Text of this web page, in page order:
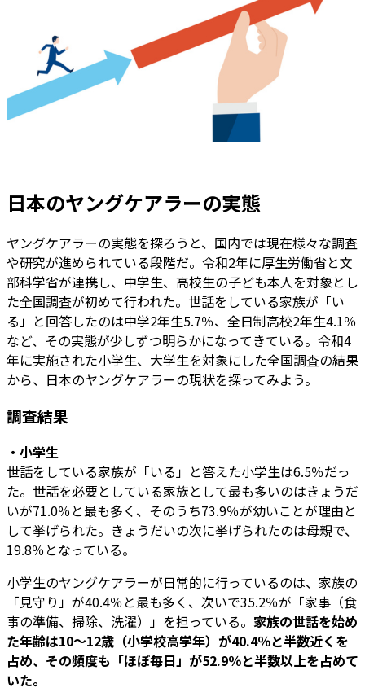
日本のヤングケアラーの実態
ヤングケアラーの実態を探ろうと、国内では現在様々な調査
や研究が進められている段階だ。令和2年に厚生労働省と文
部科学省が連携し、中学生、高校生の子ども本人を対象とし
た全国調査が初めて行われた。世話をしている家族が「い
る」と回答したのは中学2年生5.7％、全日制高校2年生4.1％
など、その実態が少しずつ明らかになってきている。令和4
年に実施された小学生、大学生を対象にした全国調査の結果
から、日本のヤングケアラーの現状を探ってみよう。
調査結果
・小学生
世話をしている家族が「いる」と答えた小学生は6.5％だっ
た。世話を必要としている家族として最も多いのはきょうだ
いが71.0％と最も多く、そのうち73.9％が幼いことが理由と
して挙げられた。きょうだいの次に挙げられたのは母親で、
19.8％となっている。
小学生のヤングケアラーが日常的に行っているのは、家族の
「見守り」が40.4％と最も多く、次いで35.2％が「家事（食
事の準備、掃除、洗濯）」を担っている。 家族の世話を始め
た年齢は10～12歳（小学校高学年）が40.4％と半数近くを
占め、その頻度も「ほぼ毎日」が52.9％と半数以上を占めて
いた。